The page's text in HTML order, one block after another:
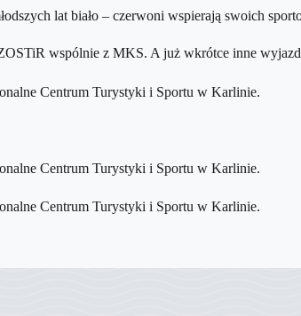
lat biało – czerwoni wspierają swoich
wspólnie z MKS. A już wkrótce inne